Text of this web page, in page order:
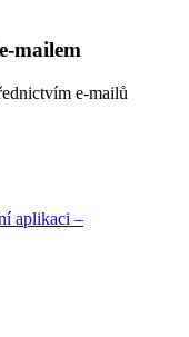
mailem
e-mailů
aplikaci –